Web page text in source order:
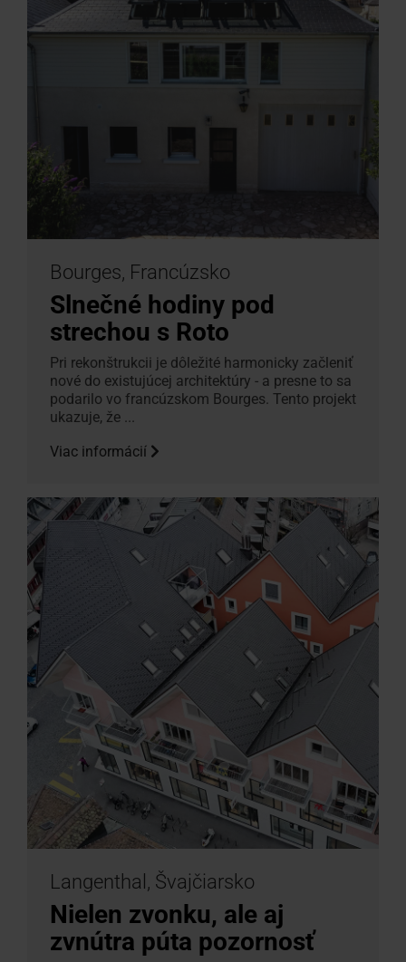
Bourges, Francúzsko
Slnečné hodiny pod
strechou s Roto
Pri rekonštrukcii je dôležité harmonicky začleniť
nové do existujúcej architektúry - a presne to sa
podarilo vo francúzskom Bourges. Tento projekt
ukazuje, že ...
Viac informácií
Langenthal, Švajčiarsko
Nielen zvonku, ale aj
zvnútra púta pozornosť